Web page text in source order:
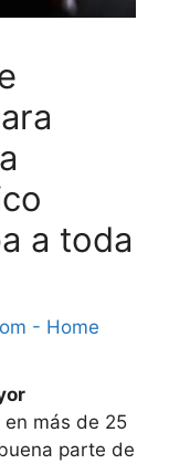
a toda
- Home
en más de 25
parte de